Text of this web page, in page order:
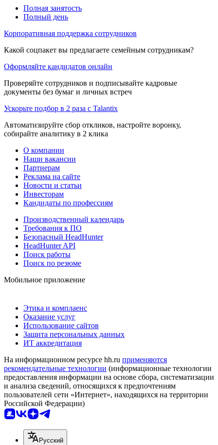
Полная занятость
Полный день
Корпоративная поддержка сотрудников
Какой соцпакет вы предлагаете семейным сотрудникам?
Оформляйте кандидатов онлайн
Проверяйте сотрудников и подписывайте кадровые
документы без бумаг и личных встреч
Ускорьте подбор в 2 раза с Talantix
Автоматизируйте сбор откликов, настройте воронку,
собирайте аналитику в 2 клика
О компании
Наши вакансии
Партнерам
Реклама на сайте
Новости и статьи
Инвесторам
Кандидаты по профессиям
Производственный календарь
Требования к ПО
Безопасный HeadHunter
HeadHunter API
Поиск работы
Поиск по резюме
Мобильное приложение
Этика и комплаенс
Оказание услуг
Использование сайтов
Защита персональных данных
ИТ аккредитация
На информационном ресурсе hh.ru применяются
рекомендательные технологии (информационные технологии
предоставления информации на основе сбора, систематизации
и анализа сведений, относящихся к предпочтениям
пользователей сети «Интернет», находящихся на территории
Российской Федерации)
Русский